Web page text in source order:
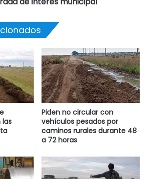
Piden no circular con
vehículos pesados por
caminos rurales durante 48
a 72 horas